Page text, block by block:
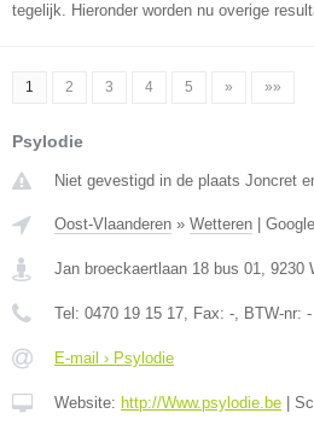
tegelijk. Hieronder worden nu overige
1 2 3 4 5 » »»
Psylodie
Niet gevestigd in de plaats Joncret
Oost-Vlaanderen » Wetteren
Jan broeckaertlaan 18 bus 01, 9230
Tel: 0470 19 15 17, Fax: -, BTW-nr: -
E-mail › Psylodie
Website: http://Www.psylodie.be